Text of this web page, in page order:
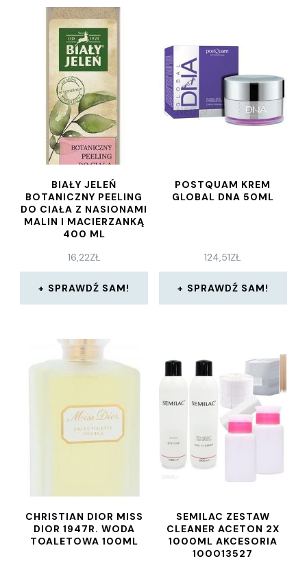
BIAŁY JELEŃ
BOTANICZNY PEELING
DO CIAŁA Z NASIONAMI
MALIN I MACIERZANKĄ
400 ML
16,22ZŁ
SPRAWDŹ SAM!
POSTQUAM KREM
GLOBAL DNA 50ML
124,51ZŁ
SPRAWDŹ SAM!
CHRISTIAN DIOR MISS
DIOR 1947R. WODA
TOALETOWA 100ML
SEMILAC ZESTAW
CLEANER ACETON 2X
1000ML AKCESORIA
100013527